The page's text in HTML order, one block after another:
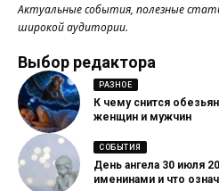
Актуальные события, полезные
широкой аудитории.
Выбор редактора
РАЗНОЕ
К чему снится
женщин и мужчин
СОБЫТИЯ
День ангела 30 июля
именинами и что